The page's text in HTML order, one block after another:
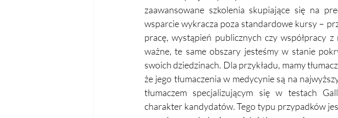
zaawansowane szkolenia skupiające się na
wsparcie wykracza poza standardowe kursy –
pracę, wystąpień publicznych czy współpracy
ważne, te same obszary jesteśmy w stanie
swoich dziedzinach. Dla przykładu, mamy
że jego tłumaczenia w medycynie są na
tłumaczem specjalizującym się w testach
charakter kandydatów. Tego typu przypadków